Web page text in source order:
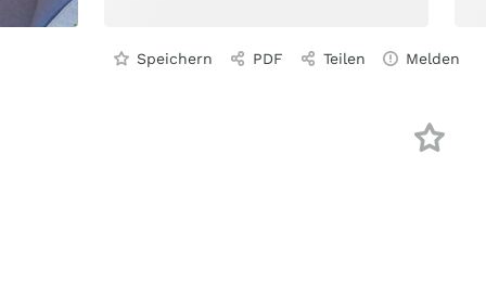
Speichern PDF Teilen Melden